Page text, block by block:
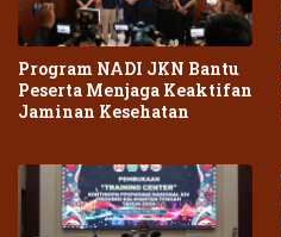
Program NADI JKN Bantu
Peserta Menjaga Keaktifan
Jaminan Kesehatan